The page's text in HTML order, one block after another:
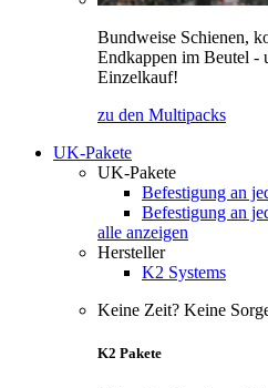
Bundweise Schienen,
Endkappen im Beutel -
Einzelkauf!
zu den Multipacks
UK-Pakete
UK-Pakete
Befestigung an
Befestigung an
alle anzeigen
Hersteller
K2 Systems
Keine Zeit? Keine
K2 Pakete